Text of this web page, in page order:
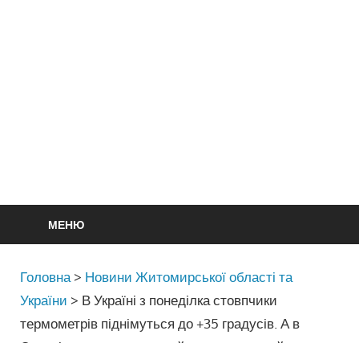
МЕНЮ
Головна > Новини Житомирської області та
України > В Україні з понеділка стовпчики
термометрів піднімуться до +35 градусів. А в